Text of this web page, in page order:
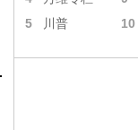
5 川普 10